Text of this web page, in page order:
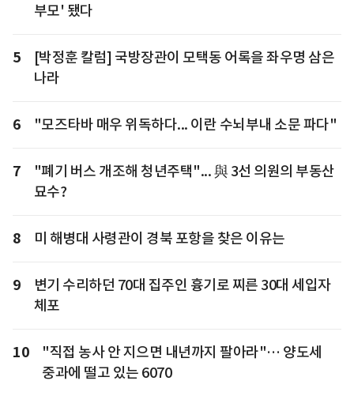
부모' 됐다
5
[박정훈 칼럼] 국방장관이 모택동 어록을 좌우명 삼은
나라
6 "모즈타바 매우 위독하다... 이란 수뇌부내 소문 파다"
7
"폐기 버스 개조해 청년주택"... 與 3선 의원의 부동산
묘수?
8 미 해병대 사령관이 경북 포항을 찾은 이유는
9
변기 수리하던 70대 집주인 흉기로 찌른 30대 세입자
체포
10
"직접 농사 안 지으면 내년까지 팔아라"… 양도세
중과에 떨고 있는 6070